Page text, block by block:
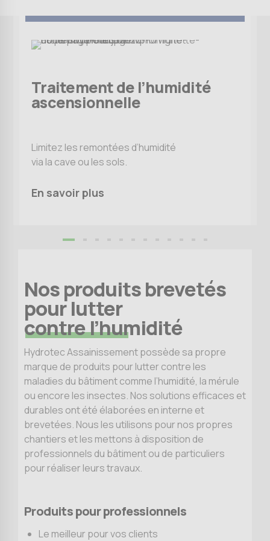
0
Traitement de l’humidité
ascensionnelle
Limitez les remontées d’humidité
via la cave ou les sols.
En savoir plus
Nos produits brevetés
pour lutter
contre l’humidité
Hydrotec Assainissement possède sa propre
marque de produits pour lutter contre les
maladies du bâtiment comme l’humidité, la mérule
ou encore les insectes. Nos solutions efficaces et
durables ont été élaborées en interne et
brevetées. Nous les utilisons pour nos propres
chantiers et les mettons à disposition de
professionnels du bâtiment ou de particuliers
pour réaliser leurs travaux.
Produits pour professionnels
Le meilleur pour vos clients